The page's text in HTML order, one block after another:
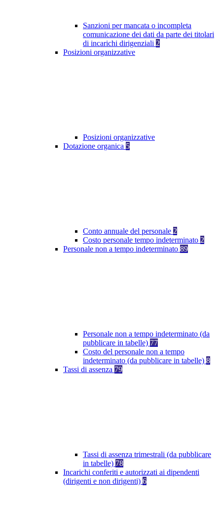
Sanzioni per mancata o incompleta
comunicazione dei dati da parte dei titolari
di incarichi dirigenziali 2
Posizioni organizzative
Posizioni organizzative
Dotazione organica 5
Conto annuale del personale 2
Costo personale tempo indeterminato 2
Personale non a tempo indeterminato 89
Personale non a tempo indeterminato (da
pubblicare in tabelle) 77
Costo del personale non a tempo
indeterminato (da pubblicare in tabelle) 8
Tassi di assenza 79
Tassi di assenza trimestrali (da pubblicare
in tabelle) 78
Incarichi conferiti e autorizzati ai dipendenti
(dirigenti e non dirigenti) 6